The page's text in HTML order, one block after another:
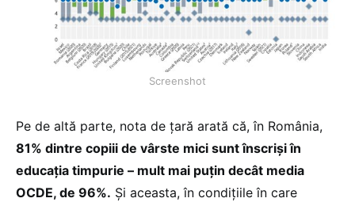
Screenshot
Pe de altă parte, nota de țară arată că, în România,
81% dintre copiii de vârste mici sunt înscriși în
educația timpurie – mult mai puțin decât media
OCDE, de 96%. Și aceasta, în condițiile în care